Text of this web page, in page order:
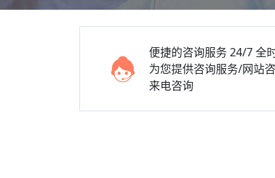
便捷的咨询服务24/7 全
为您提供咨询服务/网站
来电咨询